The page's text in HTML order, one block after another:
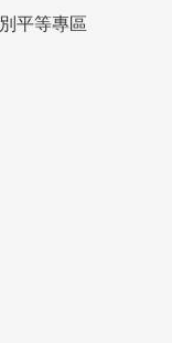
平等專區